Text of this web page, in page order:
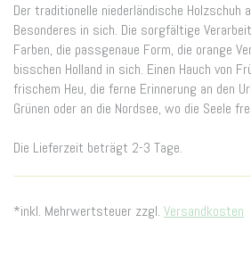
Der traditionelle niederländische Holzschuh
Besonderes in sich. Die sorgfältige
Farben, die passgenaue Form, die orange
bisschen Holland in sich. Einen Hauch von
frischem Heu, die ferne Erinnerung an den
Grünen oder an die Nordsee, wo die Seele
Die Lieferzeit beträgt 2-3 Tage.
*inkl. Mehrwertsteuer zzgl. Versandkosten